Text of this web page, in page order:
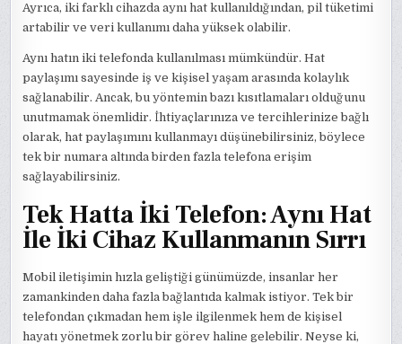
Ayrıca, iki farklı cihazda aynı hat kullanıldığından, pil tüketimi
artabilir ve veri kullanımı daha yüksek olabilir.
Aynı hatın iki telefonda kullanılması mümkündür. Hat
paylaşımı sayesinde iş ve kişisel yaşam arasında kolaylık
sağlanabilir. Ancak, bu yöntemin bazı kısıtlamaları olduğunu
unutmamak önemlidir. İhtiyaçlarınıza ve tercihlerinize bağlı
olarak, hat paylaşımını kullanmayı düşünebilirsiniz, böylece
tek bir numara altında birden fazla telefona erişim
sağlayabilirsiniz.
Tek Hatta İki Telefon: Aynı Hat
İle İki Cihaz Kullanmanın Sırrı
Mobil iletişimin hızla geliştiği günümüzde, insanlar her
zamankinden daha fazla bağlantıda kalmak istiyor. Tek bir
telefondan çıkmadan hem işle ilgilenmek hem de kişisel
hayatı yönetmek zorlu bir görev haline gelebilir. Neyse ki,